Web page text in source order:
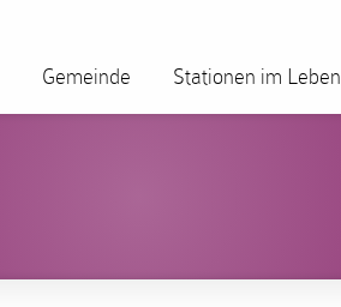
Gemeinde Stationen im Leben